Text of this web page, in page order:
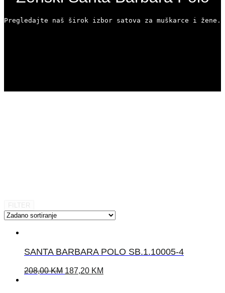
Pregledajte naš širok izbor satova za muškarce i
SANTA BARBARA POLO SB.1.10005-4
208,00KM 187,20 KM